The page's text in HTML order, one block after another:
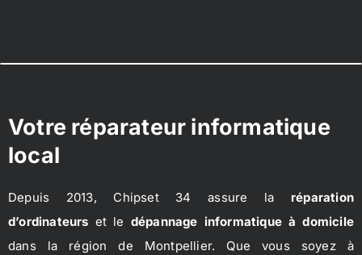
Votre réparateur informatique
local
Depuis 2013, Chipset 34 assure la réparation
d’ordinateurs et le dépannage informatique à domicile
dans la région de Montpellier. Que vous soyez à